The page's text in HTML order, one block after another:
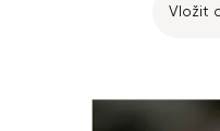
Vložit